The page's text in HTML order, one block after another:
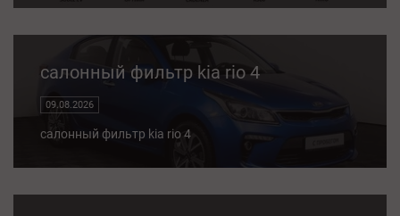
салонный фильтр kia rio 4
09.08.2026
салонный фильтр kia rio 4